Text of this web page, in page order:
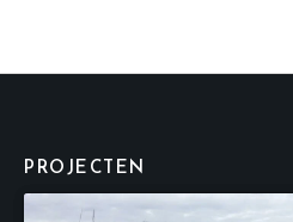
PROJECTEN